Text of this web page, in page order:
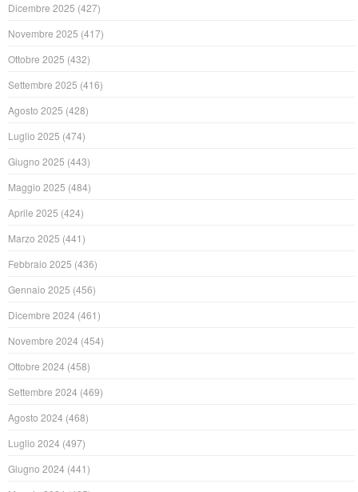
Dicembre 2025 (427)
Novembre 2025 (417)
Ottobre 2025 (432)
Settembre 2025 (416)
Agosto 2025 (428)
Luglio 2025 (474)
Giugno 2025 (443)
Maggio 2025 (484)
Aprile 2025 (424)
Marzo 2025 (441)
Febbraio 2025 (436)
Gennaio 2025 (456)
Dicembre 2024 (461)
Novembre 2024 (454)
Ottobre 2024 (458)
Settembre 2024 (469)
Agosto 2024 (468)
Luglio 2024 (497)
Giugno 2024 (441)